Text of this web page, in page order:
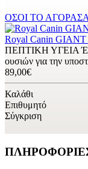
ΟΣΟΙ ΤΟ
Royal Canin
ΠΕΠΤΙΚΗ ΥΓΕΙΑ
ουσιών για την
89,00€
Καλάθι
Επιθυμητό
Σύγκριση